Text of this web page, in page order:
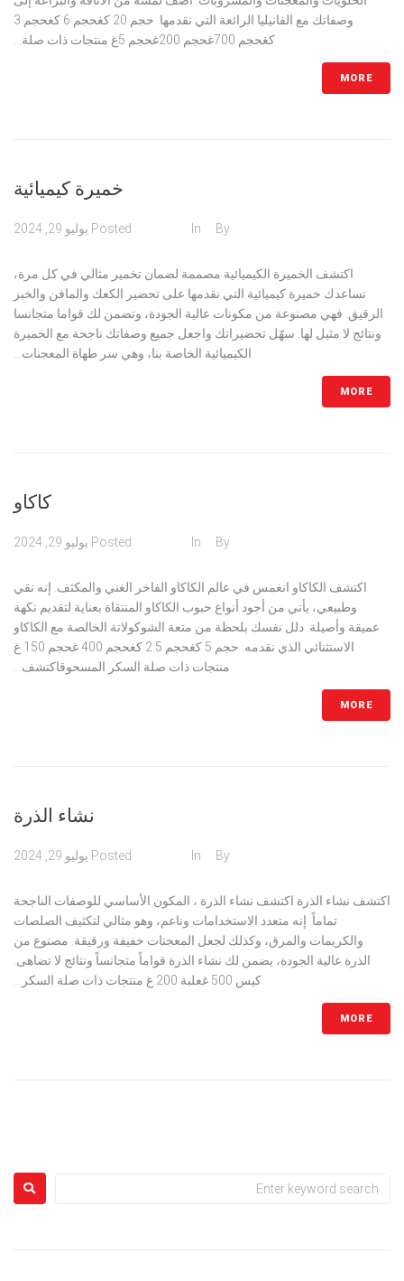
وصفاتك مع الفانيليا الرائعة التي نقدمها. حجم 20 كغحجم 6 كغحجم 3
كغحجم 700غحجم 200غحجم 5غ منتجات ذات صلة...
MORE
خميرة كيميائية
By
In
Posted يوليو 29, 2024
اكتشف الخميرة الكيميائية مصممة لضمان تخمير مثالي في كل مرة،
تساعدك خميرة كيميائية التي نقدمها على تحضير الكعك والمافن والخبز
الرقيق. فهي مصنوعة من مكونات عالية الجودة، وتضمن لك قواما متجانسا
ونتائج لا مثيل لها. سهّل تحضيراتك واجعل جميع وصفاتك ناجحة مع الخميرة
الكيميائية الخاصة بنا، وهي سر طهاة المعجنات...
MORE
كاكاو
By
In
Posted يوليو 29, 2024
اكتشف الكاكاو انغمس في عالم الكاكاو الفاخر الغني والمكثف. إنه نقي
وطبيعي، يأتي من أجود أنواع حبوب الكاكاو المنتقاة بعناية لتقديم نكهة
عميقة وأصيلة. دلل نفسك بلحظة من متعة الشوكولاتة الخالصة مع الكاكاو
الاستثنائي الذي نقدمه. حجم 5 كغحجم 2.5 كغحجم 400 غحجم 150 غ
منتجات ذات صلة السكر المسحوقاكتشف...
MORE
نشاء الذرة
By
In
Posted يوليو 29, 2024
اكتشف نشاء الذرة اكتشف نشاء الذرة ، المكون الأساسي للوصفات الناجحة
تماماً. إنه متعدد الاستخدامات وناعم، وهو مثالي لتكثيف الصلصات
والكريمات والمرق، وكذلك لجعل المعجنات خفيفة ورقيقة. مصنوع من
الذرة عالية الجودة، يضمن لك نشاء الذرة قواماً متجانساً ونتائج لا تضاهى.
كيس 500 غعلبة 200 غ منتجات ذات صلة السكر...
MORE